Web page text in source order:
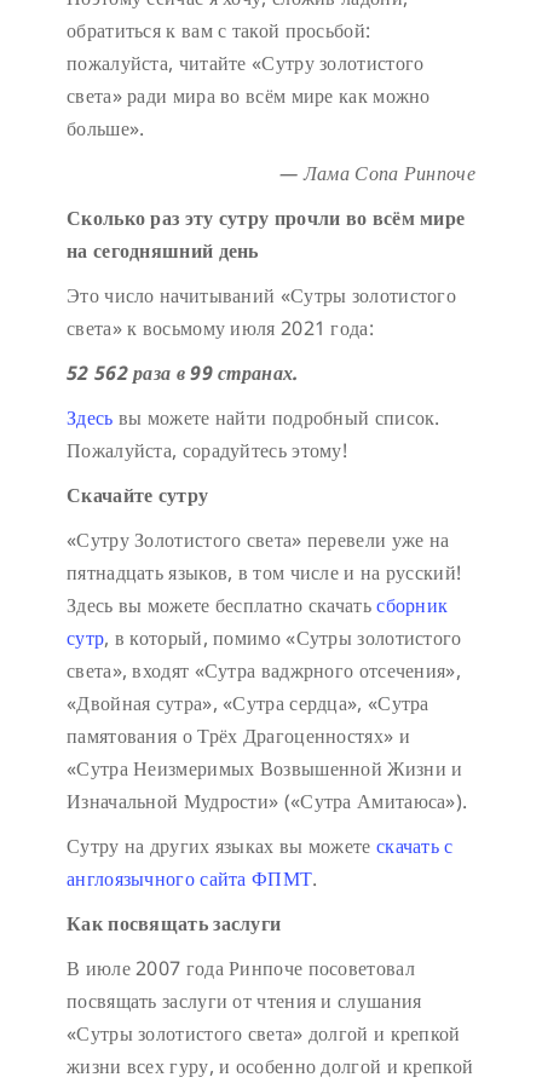
обратиться к вам с такой просьбой:
пожалуйста, читайте «Сутру золотистого
света» ради мира во всём мире как можно
больше».
— Лама Сопа Ринпоче
Сколько раз эту сутру прочли во всём мире
на сегодняшний день
Это число начитываний «Сутры золотистого
света» к восьмому июля 2021 года:
52 562 раза в 99 странах.
Здесь вы можете найти подробный список.
Пожалуйста, сорадуйтесь этому!
Скачайте сутру
«Сутру Золотистого света» перевели уже на
пятнадцать языков, в том числе и на русский!
Здесь вы можете бесплатно скачатьсборник
сутр, в который, помимо «Сутры золотистого
света», входят «Сутра ваджрного отсечения»,
«Двойная сутра», «Сутра сердца», «Сутра
памятования о Трёх Драгоценностях» и
«Сутра Неизмеримых Возвышенной Жизни и
Изначальной Мудрости» («Сутра Амитаюса»).
Сутру на других языках вы можете скачать с
англоязычного сайта ФПМТ.
Как посвящать заслуги
В июле 2007 года Ринпоче посоветовал
посвящать заслуги от чтения и слушания
«Сутры золотистого света» долгой и крепкой
жизни всех гуру, и особенно долгой и крепкой